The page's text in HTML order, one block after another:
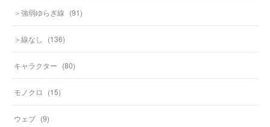
＞強弱ゆらぎ線 (91)
＞線なし (136)
キャラクター (80)
モノクロ (15)
ウェブ (9)